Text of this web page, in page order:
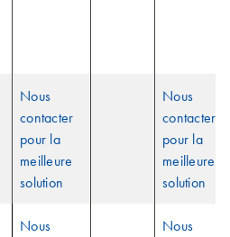
Nous
contacter
pour la
meilleure
solution
Nous
contacter
pour la
meilleure
solution
Nous
Nous